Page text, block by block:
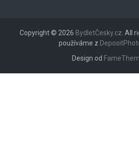
Copyright © 2026 BydletČesky.cz . All
používáme z
Design od